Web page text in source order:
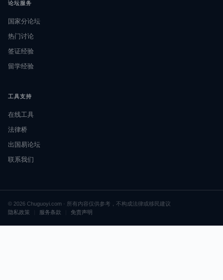
论坛服务
国家分论坛
热门讨论
签证经验
留学经验
工具支持
在线工具
法律桥
出国易论坛
联系我们
© 2026 Chuguoyi.com · 所有内容仅供参考，不构成法律或移民建议
隐私政策
服务条款 免责声明